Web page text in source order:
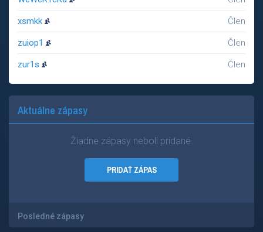
xsmkk Člen
zuiop1 Člen
zur1s Člen
Aktuálne zápasy
Žiadne zápasy neboli pridané.
PRIDAŤ ZÁPAS
Posledné zápasy